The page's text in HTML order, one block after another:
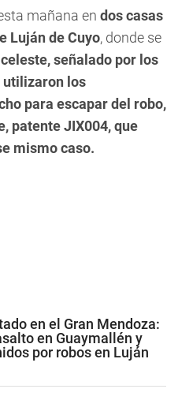
mañana en dos casas
Luján de Cuyo, donde se
señalado por los
utilizaron los
para escapar del robo,
patente JIX004, que
mismo caso.
en el Gran Mendoza:
en Guaymallén y
por robos en Luján